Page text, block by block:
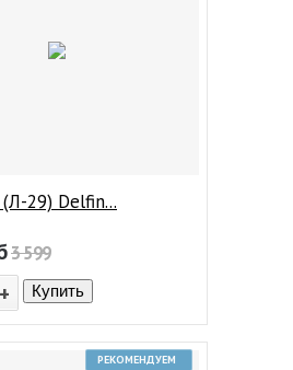
29) Delfin...
3 599
+ Купить
РЕКОМЕНДУЕМ